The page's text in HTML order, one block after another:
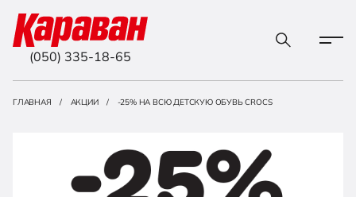
(050) 335-18-65
ГЛАВНАЯ АКЦИИ -25% НА ВСЮ ДЕТСКУЮ ОБУВЬ CROCS